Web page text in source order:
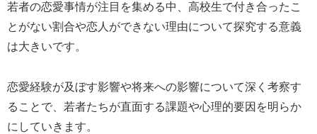
若者の恋愛事情が注目を集める中、高校生で付き合ったこ
とがない割合や恋人ができない理由について探究する意義
は大きいです。
恋愛経験が及ぼす影響や将来への影響について深く考察す
ることで、若者たちが直面する課題や心理的要因を明らか
にしていきます。